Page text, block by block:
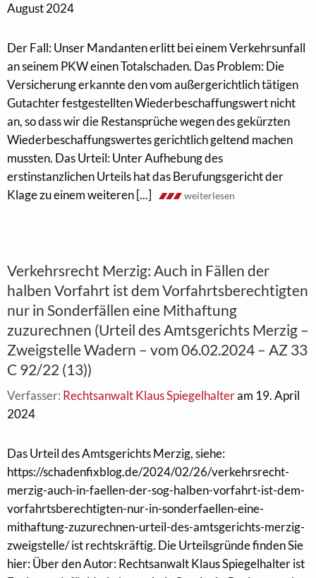
August 2024
Der Fall: Unser Mandanten erlitt bei einem Verkehrsunfall
an seinem PKW einen Totalschaden. Das Problem: Die
Versicherung erkannte den vom außergerichtlich tätigen
Gutachter festgestellten Wiederbeschaffungswert nicht
an, so dass wir die Restansprüche wegen des gekürzten
Wiederbeschaffungswertes gerichtlich geltend machen
mussten. Das Urteil: Unter Aufhebung des
erstinstanzlichen Urteils hat das Berufungsgericht der
Klage zu einem weiteren [...]
weiterlesen
Verkehrsrecht Merzig: Auch in Fällen der
halben Vorfahrt ist dem Vorfahrtsberechtigten
nur in Sonderfällen eine Mithaftung
zuzurechnen (Urteil des Amtsgerichts Merzig –
Zweigstelle Wadern – vom 06.02.2024 – AZ 33
C 92/22 (13))
Verfasser: Rechtsanwalt Klaus Spiegelhalteram 19. April
2024
Das Urteil des Amtsgerichts Merzig, siehe:
https://schadenfixblog.de/2024/02/26/verkehrsrecht-
merzig-auch-in-faellen-der-sog-halben-vorfahrt-ist-dem-
vorfahrtsberechtigten-nur-in-sonderfaellen-eine-
mithaftung-zuzurechnen-urteil-des-amtsgerichts-merzig-
zweigstelle/ ist rechtskräftig. Die Urteilsgründe finden Sie
hier: Über den Autor: Rechtsanwalt Klaus Spiegelhalter ist